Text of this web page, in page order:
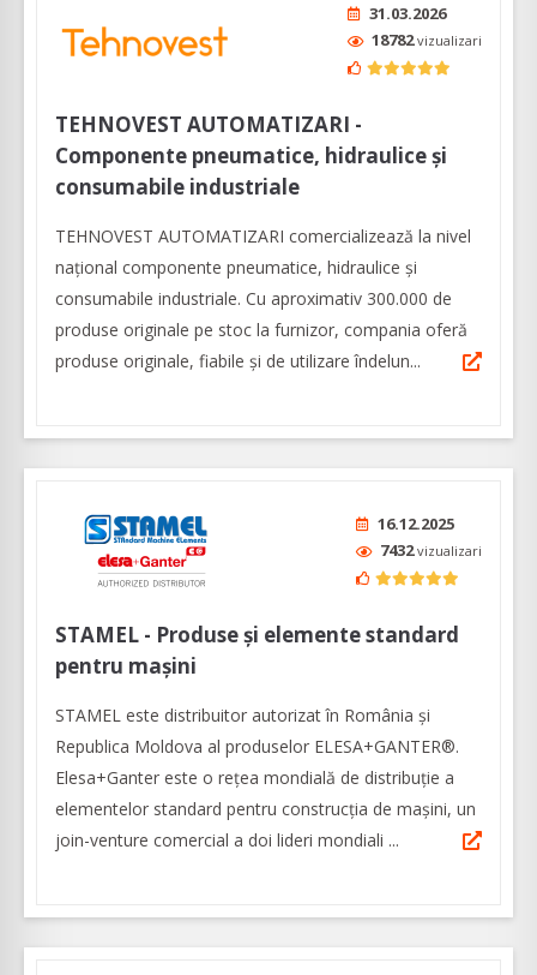
31.03.2026
18782vizualizari
TEHNOVEST AUTOMATIZARI -
Componente pneumatice, hidraulice și
consumabile industriale
TEHNOVEST AUTOMATIZARI comercializează la nivel
național componente pneumatice, hidraulice și
consumabile industriale. Cu aproximativ 300.000 de
produse originale pe stoc la furnizor, compania oferă
produse originale, fiabile și de utilizare îndelun...
16.12.2025
7432vizualizari
STAMEL - Produse și elemente standard
pentru mașini
STAMEL este distribuitor autorizat în România și
Republica Moldova al produselor ELESA+GANTER®.
Elesa+Ganter este o rețea mondială de distribuție a
elementelor standard pentru construcția de mașini, un
join-venture comercial a doi lideri mondiali ...